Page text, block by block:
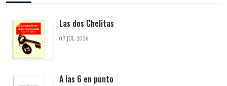
Las dos Chelitas
07 JUL 2026
A las 6 en punto